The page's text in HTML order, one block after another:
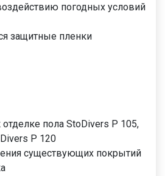
погодных условий
защитные пленки
пола StoDivers P 105,
P 120
существующих покрытий